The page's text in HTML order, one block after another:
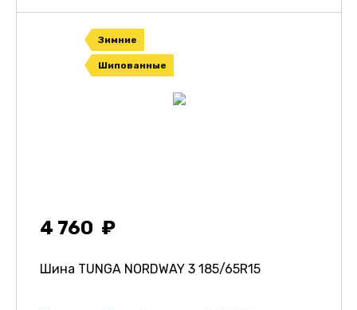
Зимние
Шипованные
4 760
Шина TUNGA NORDWAY 3 185/65R15